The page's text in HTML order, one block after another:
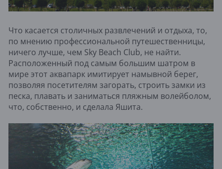
Что касается столичных развлечений и отдыха, то,
по мнению профессиональной путешественницы,
ничего лучше, чем Sky Beach Club, не найти.
Расположенный под самым большим шатром в ​​
мире этот аквапарк имитирует намывной берег,
позволяя посетителям загорать, строить замки из
песка, плавать и заниматься пляжным волейболом,
что, собственно, и сделала Яшита.